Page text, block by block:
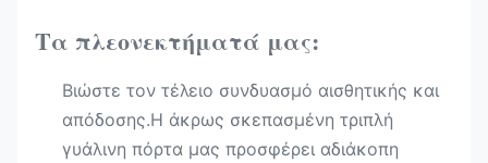
Τα πλεονεκτήματά μας:
Βιώστε τον τέλειο συνδυασμό αισθητικής και
απόδοσης.Η άκρως σκεπασμένη τριπλή
γυάλινη πόρτα μας προσφέρει αδιάκοπη